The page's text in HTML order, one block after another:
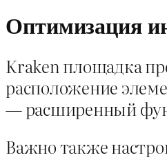
Оптимизация
Kraken площадка
расположение
— расширенный
Важно также